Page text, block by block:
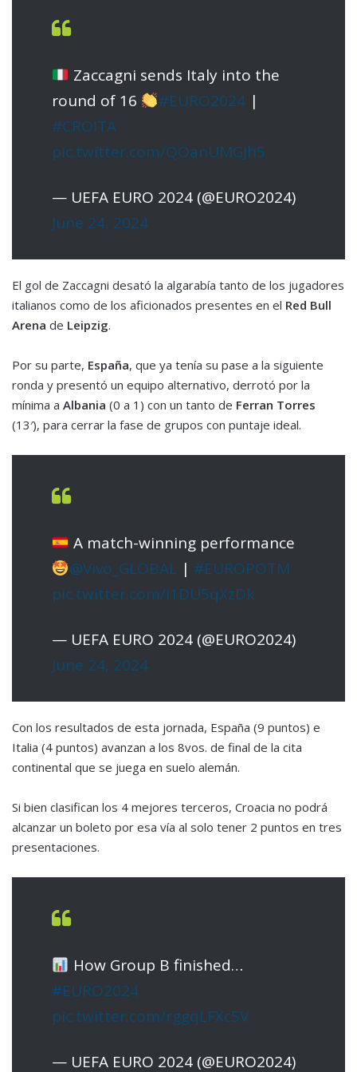
Zaccagni sends Italy into the
round of 16
#EURO2024|
#CROITA
pic.twitter.com/QOanUMGJh5
— UEFA EURO 2024 (@EURO2024)
June 24, 2024
El gol de Zaccagni desató la algarabía tanto de los jugadores
italianos como de los aficionados presentes en el Red Bull
Arena de Leipzig.
Por su parte, España, que ya tenía su pase a la siguiente
ronda y presentó un equipo alternativo, derrotó por la
mínima a Albania (0 a 1) con un tanto de Ferran Torres
(13′), para cerrar la fase de grupos con puntaje ideal.
A match-winning performance
@Vivo_GLOBAL| #EUROPOTM
pic.twitter.com/i1DU5qXzDk
— UEFA EURO 2024 (@EURO2024)
June 24, 2024
Con los resultados de esta jornada, España (9 puntos) e
Italia (4 puntos) avanzan a los 8vos. de final de la cita
continental que se juega en suelo alemán.
Si bien clasifican los 4 mejores terceros, Croacia no podrá
alcanzar un boleto por esa vía al solo tener 2 puntos en tres
presentaciones.
How Group B finished…
#EURO2024
pic.twitter.com/rggqLFXc5V
— UEFA EURO 2024 (@EURO2024)